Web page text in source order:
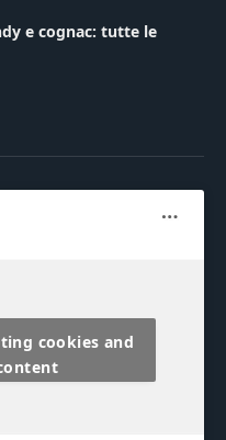
e cognac: tutte le
cookies and